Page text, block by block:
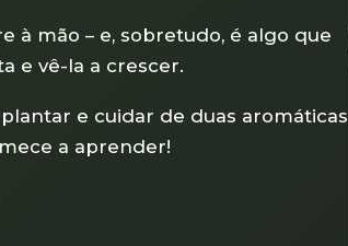
à mão – e, sobretudo, é algo que
e vê-la a crescer.
e cuidar de duas aromáticas
a aprender!